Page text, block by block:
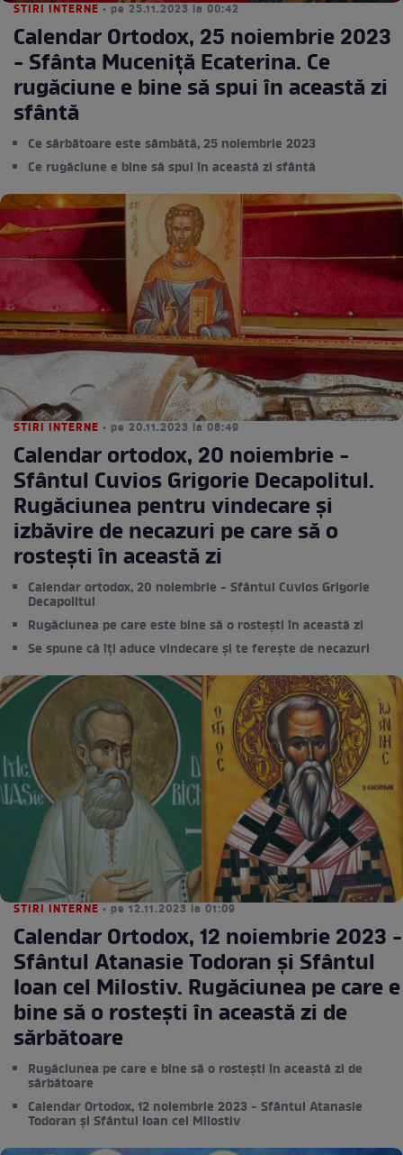
STIRI INTERNE • pe 25.11.2023 la 00:42
Calendar Ortodox, 25 noiembrie 2023
- Sfânta Muceniță Ecaterina. Ce
rugăciune e bine să spui în această zi
sfântă
Ce sărbătoare este sâmbătă, 25 noiembrie 2023
Ce rugăciune e bine să spui în această zi sfântă
STIRI INTERNE • pe 20.11.2023 la 08:49
Calendar ortodox, 20 noiembrie -
Sfântul Cuvios Grigorie Decapolitul.
Rugăciunea pentru vindecare şi
izbăvire de necazuri pe care să o
rostești în această zi
Calendar ortodox, 20 noiembrie - Sfântul Cuvios Grigorie
Decapolitul
Rugăciunea pe care este bine să o rostești în această zi
Se spune că îți aduce vindecare și te ferește de necazuri
STIRI INTERNE • pe 12.11.2023 la 01:09
Calendar Ortodox, 12 noiembrie 2023 -
Sfântul Atanasie Todoran și Sfântul
Ioan cel Milostiv. Rugăciunea pe care e
bine să o rostești în această zi de
sărbătoare
Rugăciunea pe care e bine să o rostești în această zi de
sărbătoare
Calendar Ortodox, 12 noiembrie 2023 - Sfântul Atanasie
Todoran și Sfântul Ioan cel Milostiv